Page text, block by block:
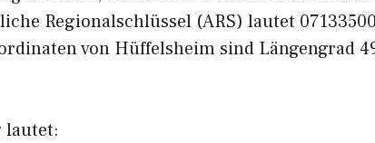
Regionalschlüssel (ARS) lautet
von Hüffelsheim sind Längengrad
lautet: